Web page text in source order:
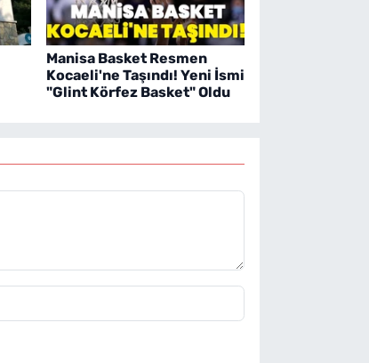
Manisa Basket Resmen
Kocaeli'ne Taşındı! Yeni İsmi
"Glint Körfez Basket" Oldu